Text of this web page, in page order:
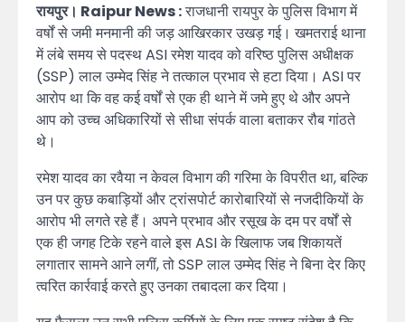
रायपुर। Raipur News :राजधानी रायपुर के पुलिस विभाग में
वर्षों से जमी मनमानी की जड़ आखिरकार उखड़ गई। खमतराई थाना
में लंबे समय से पदस्थ ASI रमेश यादव को वरिष्ठ पुलिस अधीक्षक
(SSP) लाल उम्मेद सिंह ने तत्काल प्रभाव से हटा दिया। ASI पर
आरोप था कि वह कई वर्षों से एक ही थाने में जमे हुए थे और अपने
आप को उच्च अधिकारियों से सीधा संपर्क वाला बताकर रौब गांठते
थे।
रमेश यादव का रवैया न केवल विभाग की गरिमा के विपरीत था, बल्कि
उन पर कुछ कबाड़ियों और ट्रांसपोर्ट कारोबारियों से नजदीकियों के
आरोप भी लगते रहे हैं। अपने प्रभाव और रसूख के दम पर वर्षों से
एक ही जगह टिके रहने वाले इस ASI के खिलाफ जब शिकायतें
लगातार सामने आने लगीं, तो SSP लाल उम्मेद सिंह ने बिना देर किए
त्वरित कार्रवाई करते हुए उनका तबादला कर दिया।